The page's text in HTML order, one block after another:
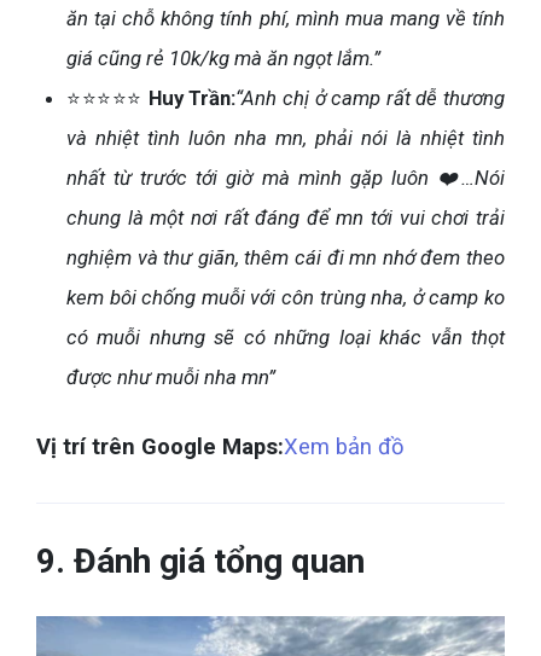
ăn tại chỗ không tính phí, mình mua mang về tính
giá cũng rẻ 10k/kg mà ăn ngọt lắm.”
⭐⭐⭐⭐⭐ Huy Trần:“Anh chị ở camp rất dễ thương
và nhiệt tình luôn nha mn, phải nói là nhiệt tình
nhất từ trước tới giờ mà mình gặp luôn ❤️…Nói
chung là một nơi rất đáng để mn tới vui chơi trải
nghiệm và thư giãn, thêm cái đi mn nhớ đem theo
kem bôi chống muỗi với côn trùng nha, ở camp ko
có muỗi nhưng sẽ có những loại khác vẫn thọt
được như muỗi nha mn”
Vị trí trên Google Maps:Xem bản đồ
9. Đánh giá tổng quan